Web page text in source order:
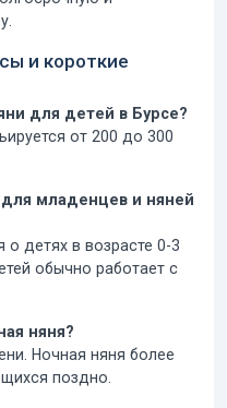
и короткие
для детей в Бурсе?
от 200 до 300
младенцев и няней
о детях в возрасте 0-3
обычно работает с
няня?
Ночная няня более
поздно.